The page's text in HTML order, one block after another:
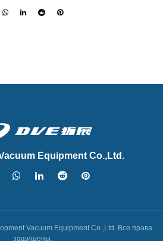
Equipment Co.,Ltd.
Vacuum Equipment Co.,Ltd. Все права
защищены.